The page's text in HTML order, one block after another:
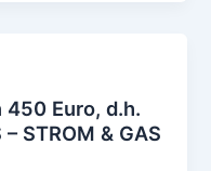
Euro, d.h.
STROM & GAS